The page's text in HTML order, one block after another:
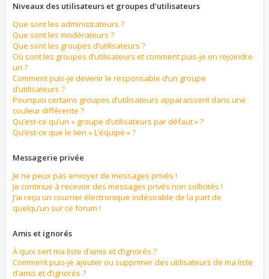
Niveaux des utilisateurs et groupes d’utilisateurs
Que sont les administrateurs ?
Que sont les modérateurs ?
Que sont les groupes d’utilisateurs ?
Où sont les groupes d’utilisateurs et comment puis-je en rejoindre
un ?
Comment puis-je devenir le responsable d’un groupe
d’utilisateurs ?
Pourquoi certains groupes d’utilisateurs apparaissent dans une
couleur différente ?
Qu’est-ce qu’un « groupe d’utilisateurs par défaut » ?
Qu’est-ce que le lien « L’équipe » ?
Messagerie privée
Je ne peux pas envoyer de messages privés !
Je continue à recevoir des messages privés non sollicités !
J’ai reçu un courrier électronique indésirable de la part de
quelqu’un sur ce forum !
Amis et ignorés
À quoi sert ma liste d’amis et d’ignorés ?
Comment puis-je ajouter ou supprimer des utilisateurs de ma liste
d’amis et d’ignorés ?